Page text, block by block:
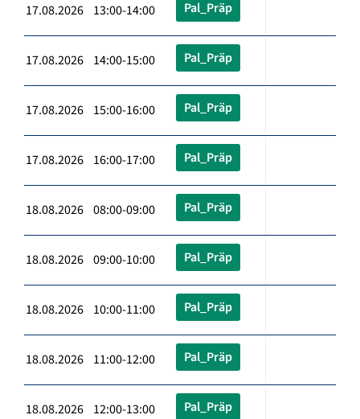
17.08.2026 13:00-14:00 Pal_Präp
17.08.2026 14:00-15:00 Pal_Präp
17.08.2026 15:00-16:00 Pal_Präp
17.08.2026 16:00-17:00 Pal_Präp
18.08.2026 08:00-09:00 Pal_Präp
18.08.2026 09:00-10:00 Pal_Präp
18.08.2026 10:00-11:00 Pal_Präp
18.08.2026 11:00-12:00 Pal_Präp
18.08.2026 12:00-13:00 Pal_Präp